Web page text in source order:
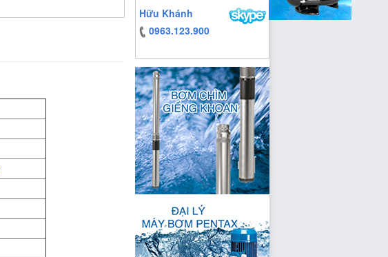
Hữu Khánh
0963.123.900
https:/www.high-
endrolex.com/13